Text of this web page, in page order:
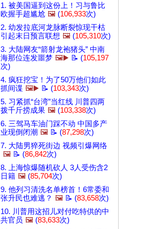
1. 被美国逼到这份上！习与鲁比
欧握手超尴尬 🖼️ (106,933次)
2. 幼发拉底河龙脉断裂惊现干枯
引起末日预言联想 🖼️ (105,310次)
3. 大陆网友“箭射龙袍猪头” 中南
海那位连发噩梦 🖼️▶️ 📝 (105,197
次)
4. 疯狂挖宝！为了50万他们如此
抓间谍 🖼️▶️ 📝 (103,343次)
5. 习紧抓“台湾”当红线 川普四两
拨千斤捞成果 🖼️ (103,338次)
6. 三驾马车油门踩不动 中国多产
业现倒闭潮 🖼️ 📝 (87,298次)
7. 大陆男猝死街边 视频引爆网络
🖼️ 📝 (86,842次)
8. 上海惊爆随机砍人 3人受伤含2
日籍 🖼️ (85,704次)
9. 他列习清洗名单榜首！6常委和
张升民也难逃？ 🖼️ 📝 (83,658次)
10. 川普用这招儿对付吃特供的中
共官员 🖼️ (83,633次)